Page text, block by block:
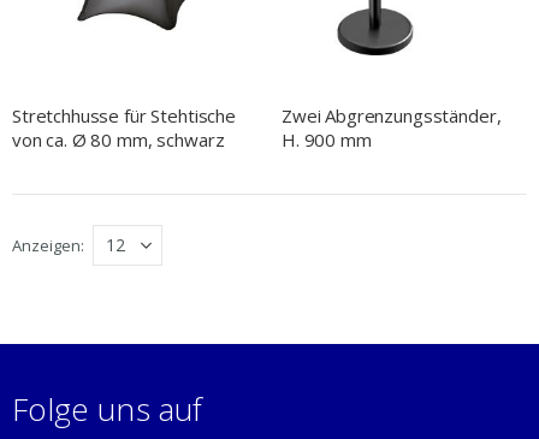
Stretchhusse für Stehtische
von ca. Ø 80 mm, schwarz
Zwei Abgrenzungsständer,
H. 900 mm
Anzeigen
Folge uns auf